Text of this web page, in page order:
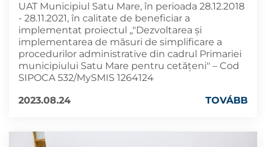
UAT Municipiul Satu Mare, în perioada 28.12.2018
- 28.11.2021, în calitate de beneficiar a
implementat proiectul „"Dezvoltarea și
implementarea de măsuri de simplificare a
procedurilor administrative din cadrul Primariei
municipiului Satu Mare pentru cetățeni" – Cod
SIPOCA 532/MySMIS 1264124
2023.08.24
TOVÁBB